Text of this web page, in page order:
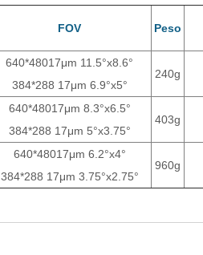
FOV Peso
640*48017μm 11.5°x8.6°
384*288 17μm 6.9°x5°
240g
640*48017μm 8.3°x6.5°
384*288 17μm 5°x3.75°
403g
640*48017μm 6.2°x4°
384*288 17μm 3.75°x2.75°
960g